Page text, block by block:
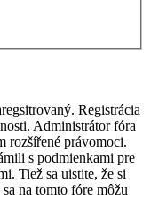
Registrácia
Administrátor fóra
rozšířené právomoci.
s podmienkami pre
Tiež sa uistite, že si
na tomto fóre môžu